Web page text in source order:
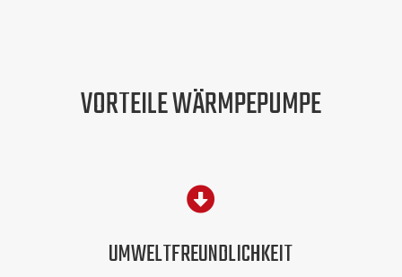
VORTEILE WÄRMPEPUMPE

UMWELTFREUNDLICHKEIT